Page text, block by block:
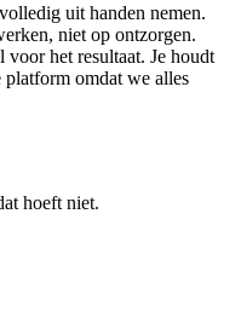
uit handen nemen.
niet op ontzorgen.
het resultaat. Je houdt
platform omdat we alles
hoeft niet.